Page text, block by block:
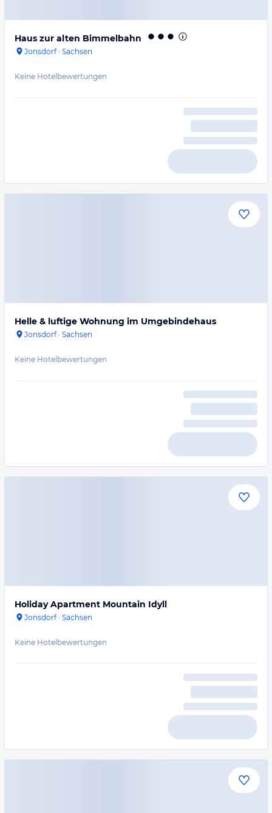
Haus zur alten Bimmelbahn
Jonsdorf· Sachsen
Keine Hotelbewertungen
Helle & luftige Wohnung im Umgebindehaus
Jonsdorf· Sachsen
Keine Hotelbewertungen
Holiday Apartment Mountain Idyll
Jonsdorf· Sachsen
Keine Hotelbewertungen